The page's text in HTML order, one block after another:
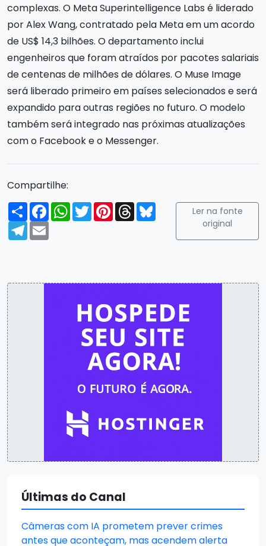
complexas. O Meta Superintelligence Labs é liderado
por Alex Wang, contratado pela Meta em um acordo
de US$ 14,3 bilhões. O departamento inclui
engenheiros que foram atraídos por pacotes salariais
de centenas de milhões de dólares. O Muse Image
será liberado primeiro em países selecionados e será
expandido para outras regiões no futuro. O modelo
também será integrado nas próximas atualizações
com o Facebook e o Messenger.
Compartilhe:
Compartilhar
FacebookWhatsApp
TwitterPinterest
ThreadsBluesky
Telegram
Email
Ler na fonte
original
Últimas do Canal
Câmeras com IA prometem prever crimes
antes que aconteçam, mas acendem alerta